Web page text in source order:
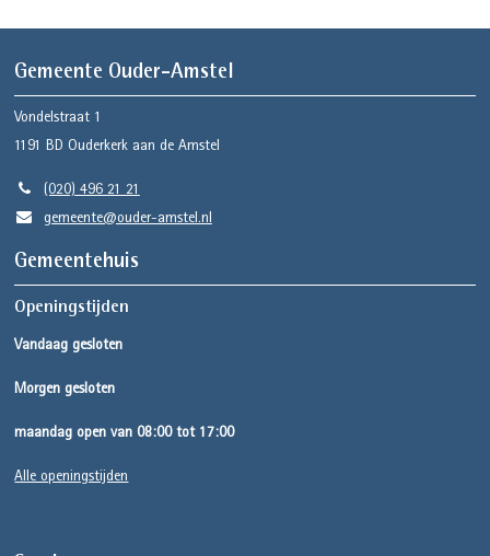
Gemeente Ouder-Amstel
Vondelstraat 1
1191 BD Ouderkerk aan de Amstel
(020) 496 21 21
gemeente@ouder-amstel.nl
Gemeentehuis
Openingstijden
Vandaag gesloten
Morgen gesloten
maandag open van 08:00 tot 17:00
Alle openingstijden